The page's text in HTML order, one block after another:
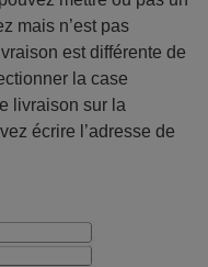
mais n’est pas
est différente de
la case
livraison sur la
écrire l’adresse de